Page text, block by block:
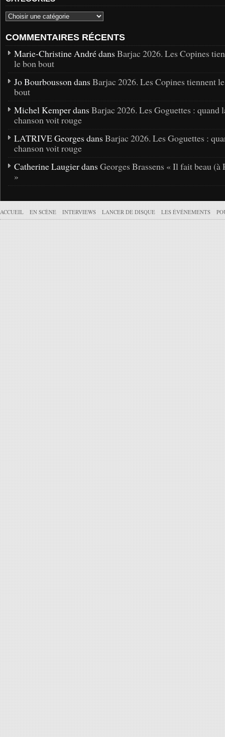
COMMENTAIRES RÉCENTS
Marie-Christine André dans Barjac 2026. Les Copines
le bon bout
Jo Bourbousson dans Barjac 2026. Les Copines tiennent
bout
Michel Kemper dans Barjac 2026. Les Goguettes : quand
chanson voit rouge
LATRIVE Georges dans Barjac 2026. Les Goguettes :
chanson voit rouge
Catherine Laugier dans Georges Brassens « Il fait beau (à
»
ACCUEIL EN SCÈNE INTERVIEWS LANCER DE DISQUE LES ÉVÉNEMENTS